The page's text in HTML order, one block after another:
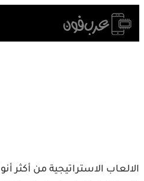
Skip
to
الالعاب الاستراتيجية من أكثر